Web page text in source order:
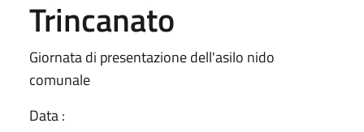
Trincanato
Giornata di presentazione dell'asilo nido
comunale
Data :